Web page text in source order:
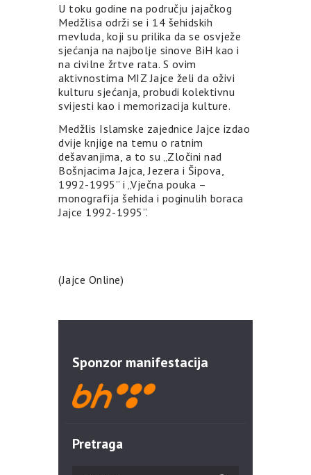
U toku godine na području jajačkog
Medžlisa održi se i 14 šehidskih
mevluda, koji su prilika da se osvježe
sjećanja na najbolje sinove BiH kao i
na civilne žrtve rata. S ovim
aktivnostima MIZ Jajce želi da oživi
kulturu sjećanja, probudi kolektivnu
svijesti kao i memorizacija kulture.
Medžlis Islamske zajednice Jajce izdao
dvije knjige na temu o ratnim
dešavanjima, a to su „Zločini nad
Bošnjacima Jajca, Jezera i Šipova,
1992-1995” i „Vječna pouka –
monografija šehida i poginulih boraca
Jajce 1992-1995”.
(Jajce Online)
Sponzor manifestacija
Pretraga